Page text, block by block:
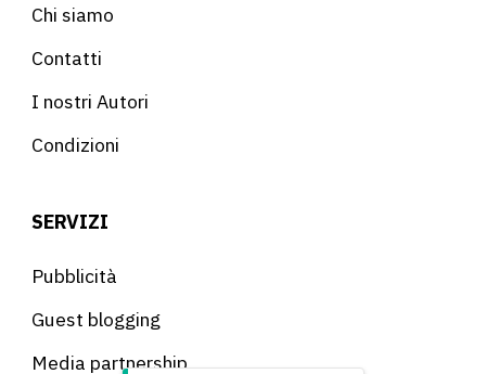
Chi siamo
Contatti
I nostri Autori
Condizioni
SERVIZI
Pubblicità
Guest blogging
Media partnership